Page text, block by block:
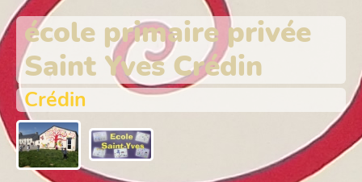
école primaire privée
Saint Yves Crédin
Crédin